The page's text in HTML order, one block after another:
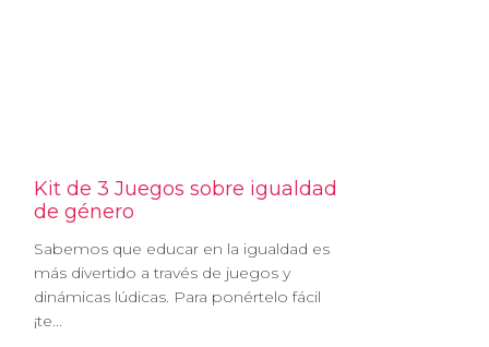
Kit de 3 Juegos sobre igualdad
de género
Sabemos que educar en la igualdad es
más divertido a través de juegos y
dinámicas lúdicas. Para ponértelo fácil
¡te...